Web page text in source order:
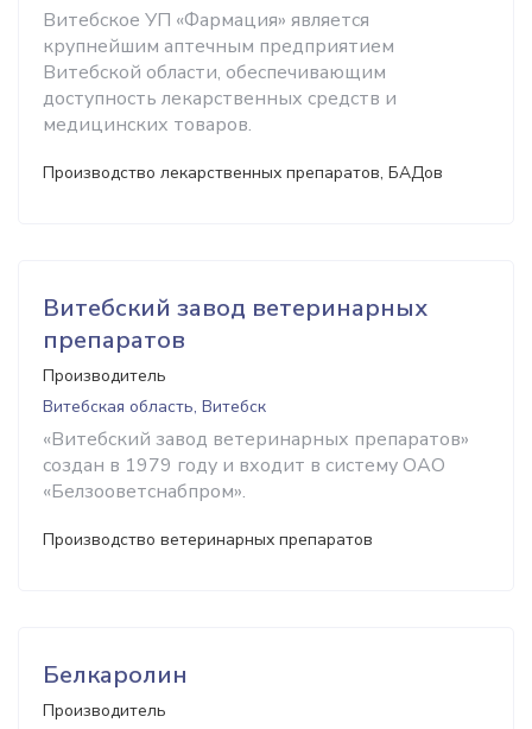
Витебское УП «Фармация» является
крупнейшим аптечным предприятием
Витебской области, обеспечивающим
доступность лекарственных средств и
медицинских товаров.
Производство лекарственных препаратов, БАДов
Витебский завод ветеринарных
препаратов
Производитель
Витебская область, Витебск
«Витебский завод ветеринарных препаратов»
создан в 1979 году и входит в систему OAO
«Белзооветснабпром».
Производство ветеринарных препаратов
Белкаролин
Производитель